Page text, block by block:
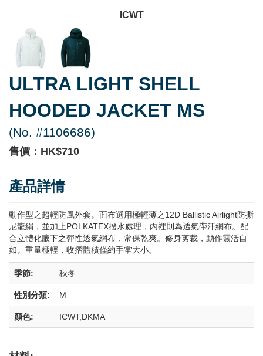
ICWT
ULTRA LIGHT SHELL
HOODED JACKET MS
(No. #1106686)
售價：HK$710
產品詳情
動作型之超輕防風外套。面布選用極輕薄之12D Ballistic Airlight防撕
尼龍絹，並加上POLKATEX撥水處理，內裡則為透氣帶汗網布。配
合立體化腋下之彈性透氣網布，常保乾爽。修身剪裁，動作靈活自
如。重量極輕，收摺體積僅約手掌大小。
季節: 秋冬
性別分類: M
顏色: ICWT,DKMA